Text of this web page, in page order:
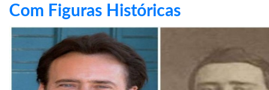
Com Figuras Históricas